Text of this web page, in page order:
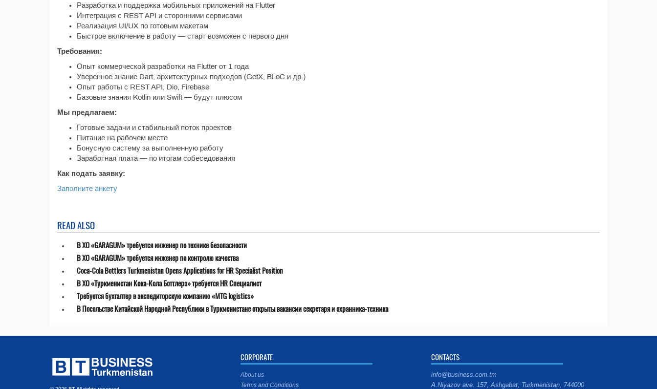
Разработка и поддержка мобильных приложений на Flutter
Интеграция с REST API и сторонними сервисами
Реализация UI/UX по готовым макетам
Быстрое включение в работу — старт возможен с первого дня
Требования:
Опыт коммерческой разработки на Flutter от 1 года
Уверенное знание Dart, архитектурных подходов (GetX, BLoC и др.)
Опыт работы с REST API, Dio, Firebase
Базовые знания Kotlin или Swift — будут плюсом
Мы предлагаем:
Готовые задачи и стабильный поток проектов
Питание на рабочем месте
Бонусную систему за выполненную работу
Заработная плата — по итогам собеседования
Как подать заявку:
Заполните анкету
READ ALSO
В ХО «GARAGUM» требуется инженер по технике безопасности
В ХО «GARAGUM» требуется инженер по контролю качества
Coca-Cola Bottlers Turkmenistan Opens Applications for HR Specialist Position
В ХО «Туркменистан Кока-Кола Боттлерз» требуется HR Специалист
Требуется бухгалтер в экспедиторскую компанию «MTG logistics»
В Посольстве Китайской Народной Республики в Туркменистане открыты вакансии секретаря и охранника-техника
CORPORATE
About us
Terms and Conditions
CONTACTS
info@business.com.tm
A.Niyazov ave. 157, Ashgabat, Turkmenistan, 744000